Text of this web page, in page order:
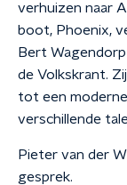
verhuizen naar
boot, Phoenix,
Bert
de Volkskrant.
tot een
verschillende
Pieter van der
gesprek.